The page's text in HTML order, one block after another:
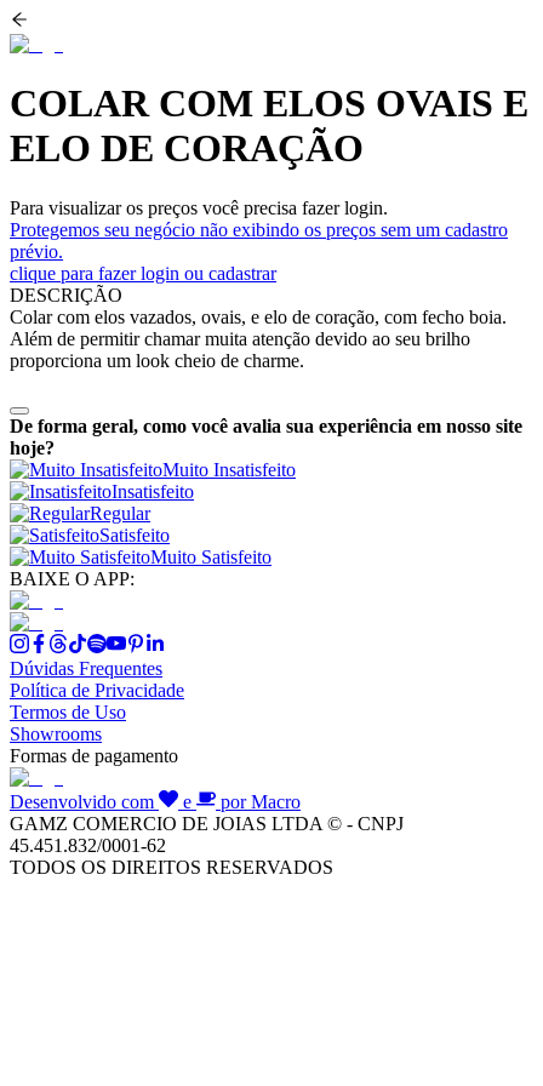
COLAR COM ELOS OVAIS E
ELO DE CORAÇÃO
Para visualizar os preços você precisa fazer login.
Protegemos seu negócio não exibindo os preços sem um cadastro
prévio.
clique para fazer login ou cadastrar
DESCRIÇÃO
Colar com elos vazados, ovais, e elo de coração, com fecho boia.
Além de permitir chamar muita atenção devido ao seu brilho
proporciona um look cheio de charme.
De forma geral, como você avalia sua experiência em nosso site
hoje?
Muito Insatisfeito
Insatisfeito
Regular
Satisfeito
Muito Satisfeito
BAIXE O APP:
Dúvidas Frequentes
Política de Privacidade
Termos de Uso
Showrooms
Formas de pagamento
Desenvolvido com e
por Macro
GAMZ COMERCIO DE JOIAS LTDA © - CNPJ
45.451.832/0001-62
TODOS OS DIREITOS RESERVADOS